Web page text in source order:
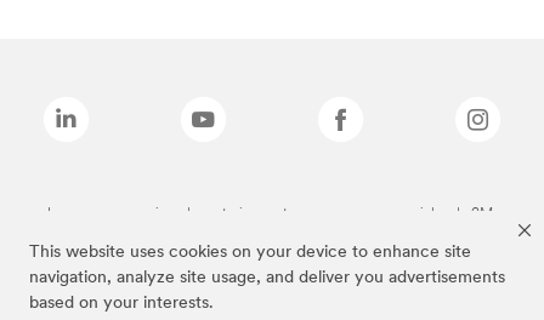
This website uses cookies on your device to enhance site
navigation, analyze site usage, and deliver you advertisements
based on your interests.
Las marcas mencionadas anteriormente son marcas comerciales de 3M.